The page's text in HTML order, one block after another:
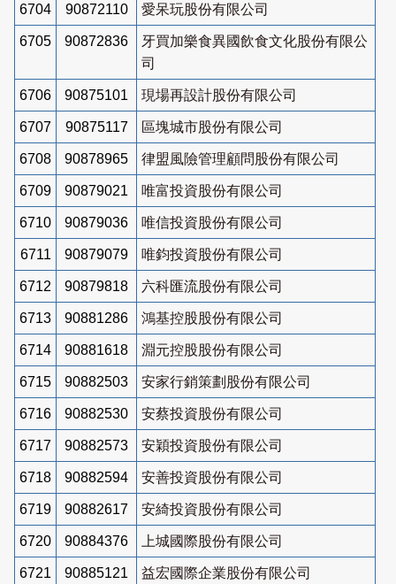
6704 90872110 愛呆玩股份有限公司
6705 90872836
牙買加樂食異國飲食文化股份有限公
司
6706 90875101 現場再設計股份有限公司
6707 90875117 區塊城市股份有限公司
6708 90878965 律盟風險管理顧問股份有限公司
6709 90879021 唯富投資股份有限公司
6710 90879036 唯信投資股份有限公司
6711 90879079 唯鈞投資股份有限公司
6712 90879818 六科匯流股份有限公司
6713 90881286 鴻基控股股份有限公司
6714 90881618 淵元控股股份有限公司
6715 90882503 安家行銷策劃股份有限公司
6716 90882530 安蔡投資股份有限公司
6717 90882573 安穎投資股份有限公司
6718 90882594 安善投資股份有限公司
6719 90882617 安綺投資股份有限公司
6720 90884376 上城國際股份有限公司
6721 90885121 益宏國際企業股份有限公司